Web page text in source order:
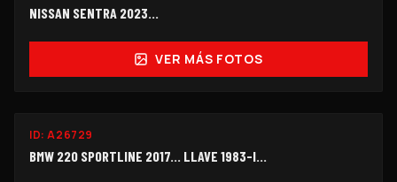
NISSAN SENTRA 2023...
VER MÁS FOTOS
ID:A26729
BMW 220 SPORTLINE 2017... LLAVE 1983-I…